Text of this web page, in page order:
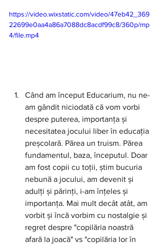
https://video.wixstatic.com/video/47eb42_369
22699e0aa4a86a7088dc8acdf99c8/360p/mp
4/file.mp4
Când am început Educarium, nu ne-
am gândit niciodată că vom vorbi
despre puterea, importanța și
necesitatea jocului liber în educația
preșcolară. Părea un truism. Părea
fundamentul, baza, începutul. Doar
am fost copii cu toții, știm bucuria
nebună a jocului, am devenit și
adulți și părinți, i-am înțeles și
importanța. Mai mult decât atât, am
vorbit și încă vorbim cu nostalgie și
regret despre "copilăria noastră
afară la joacă" vs "copilăria lor în